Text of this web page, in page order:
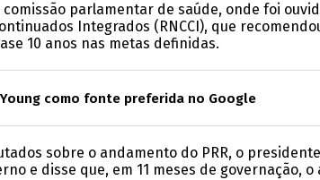
parlamentar de saúde, onde foi
Integrados (RNCCI), que
10 anos nas metas definidas.
como fonte preferida no Google
sobre o andamento do PRR, o
e disse que, em 11 meses de governação,